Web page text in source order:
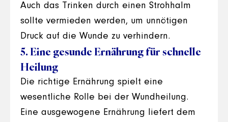
Auch das Trinken durch einen Strohhalm
sollte vermieden werden, um unnötigen
Druck auf die Wunde zu verhindern.
5. Eine gesunde Ernährung für schnelle
Heilung
Die richtige Ernährung spielt eine
wesentliche Rolle bei der Wundheilung.
Eine ausgewogene Ernährung liefert dem